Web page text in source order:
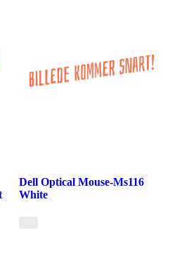
Dell Optical Mouse-Ms116
White